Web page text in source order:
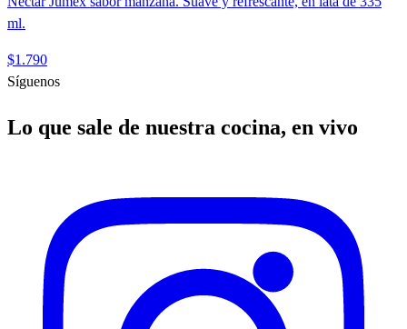
ml.
$1.790
Síguenos
Lo que sale de nuestra cocina, en vivo